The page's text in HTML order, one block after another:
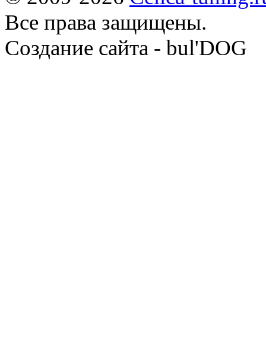
Все права защищены.
Cоздание сайта - bul'DOG